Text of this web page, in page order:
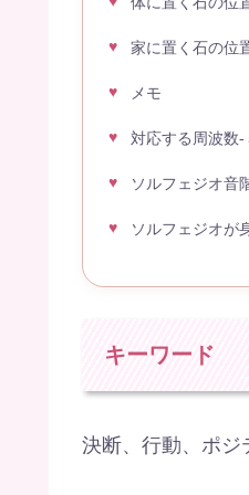
家に置く石の位
メモ
対応する周波数-
ソルフェジオ音
ソルフェジオが
キーワード
決断、行動、ポジ